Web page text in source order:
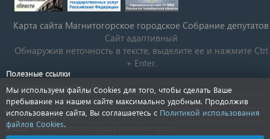
Карта сайта Магнитогорское городское Cобрание депутатов
Сайт адаптивный
Обнаружив неточность в тексте, выделите ее и нажмите Ctrl
+ Enter.
Полезные ссылки
Государственная Дума РФ
Губернатор Челябинской области
КСП Магнитогорска
Общественная палата города Магнитогорска
Мы используем файлы Cookies для того, чтобы сделать Ваше
пребывание на нашем сайте максимально удобным. Продолжив
использование сайта, Вы соглашаетесь с Политикой использования
файлов Cookies.